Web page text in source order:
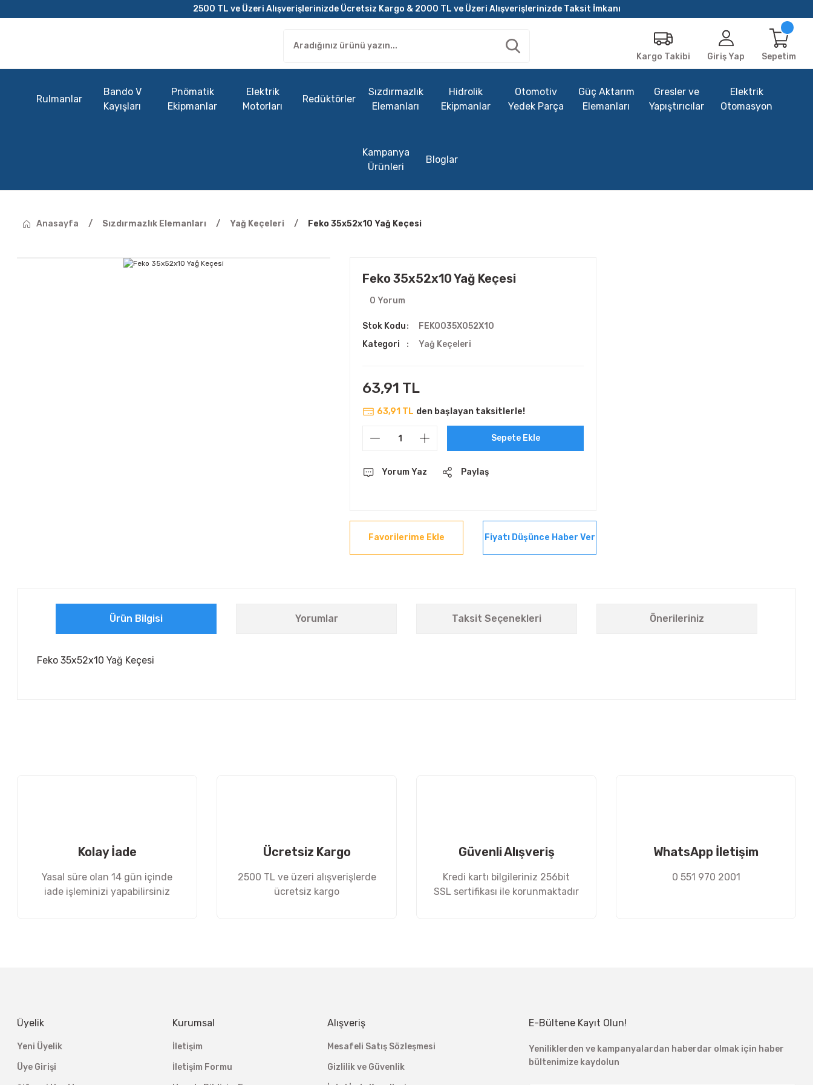
2500 TL ve Üzeri Alışverişlerinizde Ücretsiz Kargo & 2000 TL ve Üzeri Alışverişlerinizde Taksit İmkanı
Kargo Takibi Giriş Yap Sepetim
Rulmanlar
Bando V
Kayışları
Pnömatik
Ekipmanlar
Elektrik
Motorları
Redüktörler
Sızdırmazlık
Elemanları
Hidrolik
Ekipmanlar
Otomotiv
Yedek Parça
Güç Aktarım
Elemanları
Gresler ve
Yapıştırıcılar
Elektrik
Otomasyon
Kampanya
Ürünleri
Bloglar
Anasayfa Sızdırmazlık Elemanları Yağ Keçeleri Feko 35x52x10 Yağ Keçesi
Feko 35x52x10 Yağ Keçesi
0 Yorum
Stok Kodu
FEKO035X052X10
Kategori
Yağ Keçeleri
63,91 TL
63,91 TL den başlayan taksitlerle!
Sepete Ekle
Yorum Yaz Paylaş
Fiyatı Düşünce Haber Ver
Ürün Bilgisi Yorumlar Taksit Seçenekleri Önerileriniz
Feko 35x52x10 Yağ Keçesi
Kolay İade
Yasal süre olan 14 gün içinde
iade işleminizi yapabilirsiniz
Ücretsiz Kargo
2500 TL ve üzeri alışverişlerde
ücretsiz kargo
Güvenli Alışveriş
Kredi kartı bilgileriniz 256bit
SSL sertifikası ile korunmaktadır
WhatsApp İletişim
0 551 970 2001
Üyelik
Yeni Üyelik
Üye Girişi
Kurumsal
İletişim
İletişim Formu
Alışveriş
Mesafeli Satış Sözleşmesi
Gizlilik ve Güvenlik
E-Bültene Kayıt Olun!
Yeniliklerden ve kampanyalardan haberdar olmak için haber
bültenimize kaydolun